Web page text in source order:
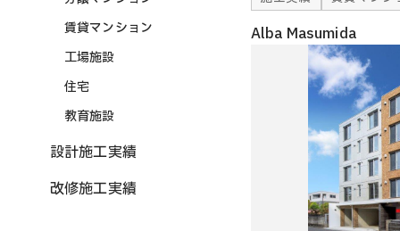
Alba Masumida
賃貸マンション
工場施設
住宅
教育施設
設計施工実績
改修施工実績